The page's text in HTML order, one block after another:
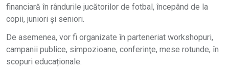
financiară în rândurile jucătorilor de fotbal, începând de la
copii, juniori și seniori.
De asemenea, vor fi organizate în parteneriat workshopuri,
campanii publice, simpozioane, conferinţe, mese rotunde, în
scopuri educaționale.